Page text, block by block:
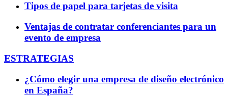
Tipos de papel para tarjetas de visita
Ventajas de contratar conferenciantes para un
evento de empresa
ESTRATEGIAS
¿Cómo elegir una empresa de diseño electrónico
en España?